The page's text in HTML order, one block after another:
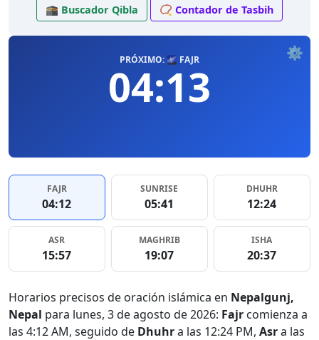
🕋 Buscador Qibla 📿 Contador de Tasbih
⚙️
PRÓXIMO: 🌌 FAJR
04:13
FAJR
04:12
SUNRISE
05:41
DHUHR
12:24
ASR
15:57
MAGHRIB
19:07
ISHA
20:37
Horarios precisos de oración islámica en Nepalgunj,
Nepal para lunes, 3 de agosto de 2026: Fajr comienza a
las 4:12 AM, seguido de Dhuhra las 12:24 PM, Asra las